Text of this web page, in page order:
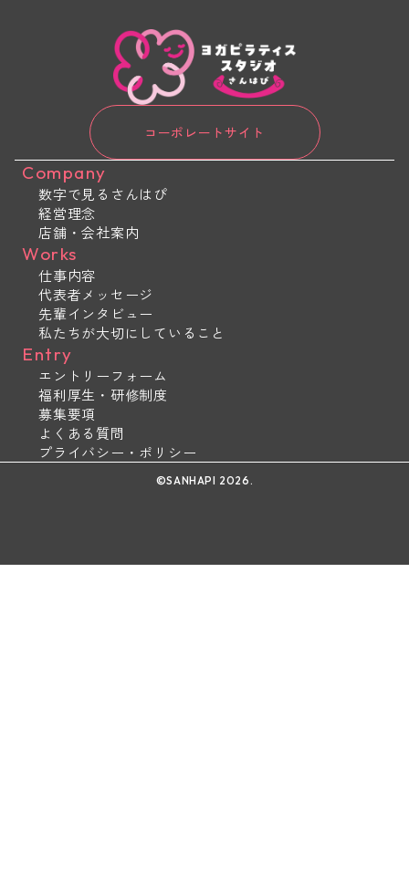
コーポレートサイト
Company
数字で見るさんはぴ
経営理念
店舗・会社案内
Works
仕事内容
代表者メッセージ
先輩インタビュー
私たちが大切にしていること
Entry
エントリーフォーム
福利厚生・研修制度
募集要項
よくある質問
プライバシー・ポリシー
©︎SANHAPI 2026.